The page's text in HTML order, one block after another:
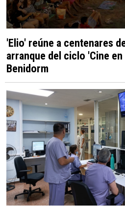
'Elio' reúne a centenares
arranque del ciclo 'Cine en
Benidorm